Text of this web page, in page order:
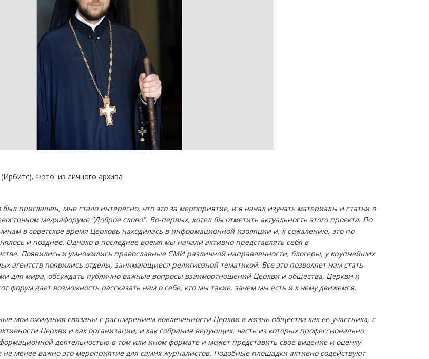
Фото: из личного архива
был приглашен, мне стало интересно, что это за мероприятие, и я начал изучать материалы и статьи о
медиафоруме "Доброе слово". Во-первых, хотел бы отметить актуальность этого проекта. По
в советское время Церковь находилась в информационной изоляции и, к сожалению, это по
и позднее. Однако в последнее время мы начали активно представлять себя в
Появились и умножились православные СМИ различной направленности, блогеры, у крупнейших
агентств появились отделы, занимающиеся религиозной тематикой. Все это позволяет нам стать
для мира, обсуждать публично важные вопросы взаимоотношений Церкви и общества, Церкви и
форум дает возможность рассказать нам о себе, кто мы такие, зачем мы есть и к чему движемся.
мои ожидания связаны с расширением вовлеченности Церкви в жизнь общества как ее участника, с
Церкви и как организации, и как собрания верующих, часть из которых профессионально
деятельностью в том или ином формате и может представить свое видение и оценку
не менее важно это мероприятие для самих журналистов. Подобные площадки активно содействуют